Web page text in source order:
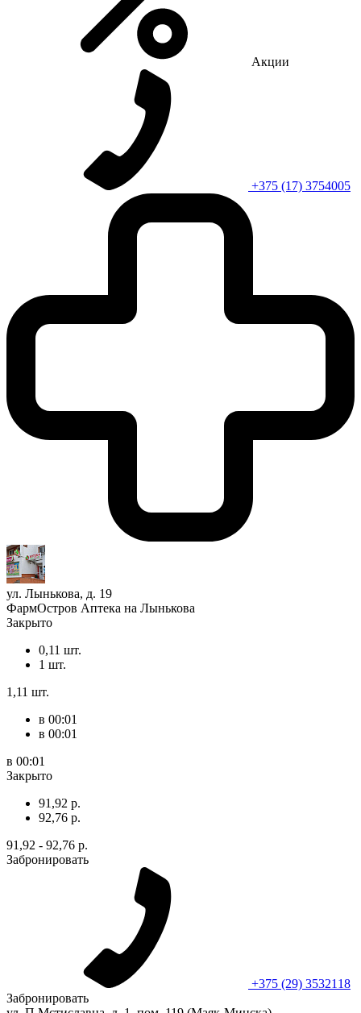
Акции
+375 (17) 3754005
ул. Лынькова, д. 19
ФармОстров Аптека на Лынькова
Закрыто
0,11 шт.
1 шт.
1,11 шт.
в 00:01
в 00:01
в 00:01
Закрыто
91,92 р.
92,76 р.
91,92 - 92,76 р.
Забронировать
+375 (29) 3532118
Забронировать